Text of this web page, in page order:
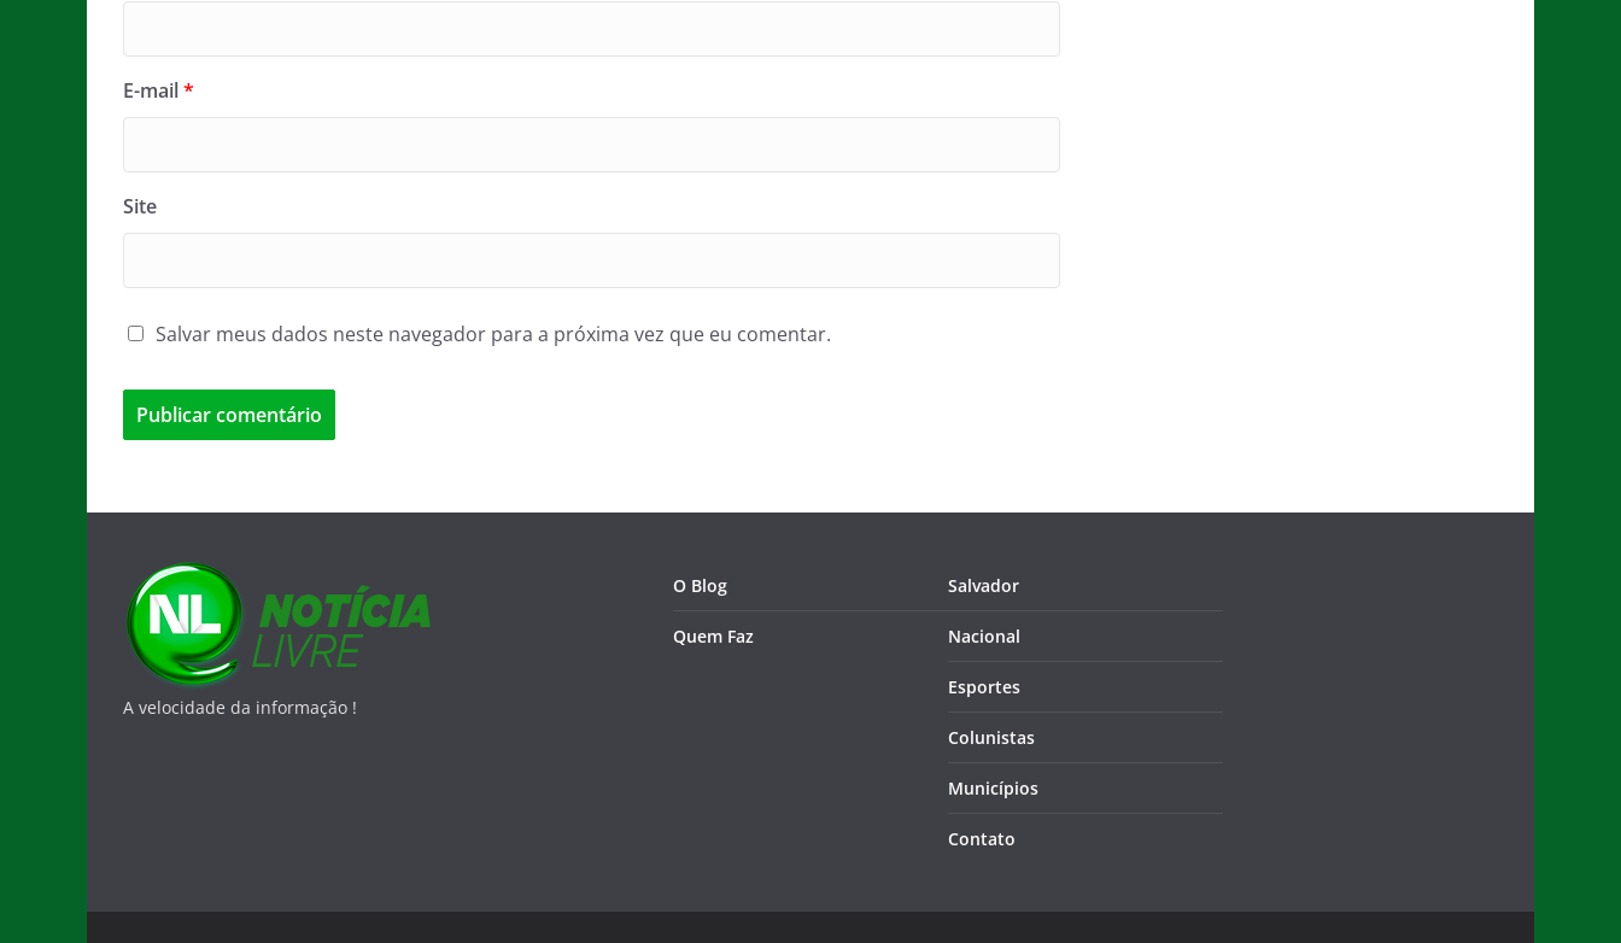
E-mail*
Site
Salvar meus dados neste navegador para a próxima vez que eu comentar.
A velocidade da informação !
O Blog
Quem Faz
Salvador
Nacional
Esportes
Colunistas
Municípios
Contato